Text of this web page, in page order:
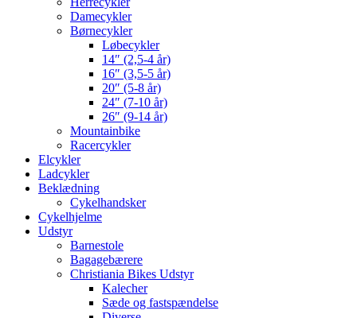
Damecykler
Børnecykler
Løbecykler
14″ (2,5-4 år)
16″ (3,5-5 år)
20″ (5-8 år)
24″ (7-10 år)
26″ (9-14 år)
Mountainbike
Racercykler
Elcykler
Ladcykler
Beklædning
Cykelhandsker
Cykelhjelme
Udstyr
Barnestole
Bagagebærere
Christiania Bikes Udstyr
Kalecher
Sæde og fastspændelse